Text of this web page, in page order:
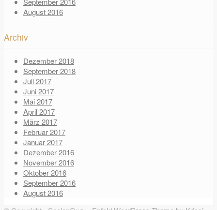
August 2016
Archiv
Dezember 2018
September 2018
Juli 2017
Juni 2017
Mai 2017
April 2017
März 2017
Februar 2017
Januar 2017
Dezember 2016
November 2016
Oktober 2016
September 2016
August 2016